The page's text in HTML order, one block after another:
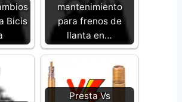
Bicis
mantenimiento
para frenos de
llanta en…
Presta Vs